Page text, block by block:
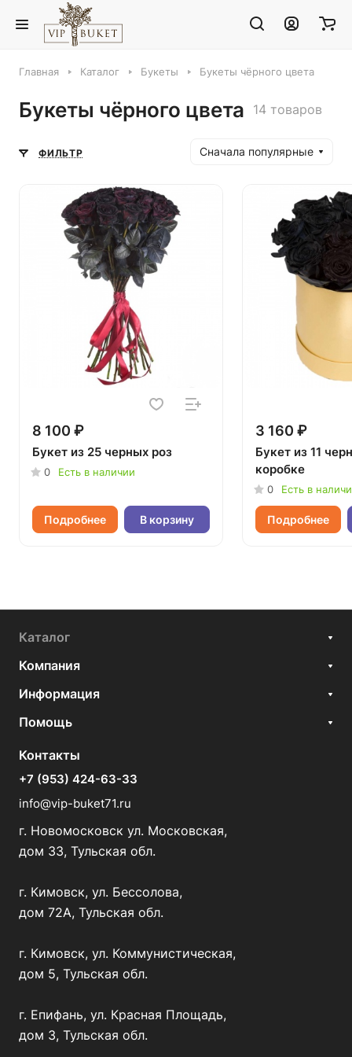
Главная Каталог Букеты Букеты чёрного цвета
Букеты чёрного цвета 14 товаров
ФИЛЬТР Сначала популярные
8 100 ₽
Букет из 25 черных роз
0 Есть в наличии
Подробнее В корзину
3 160 ₽
Букет из 11
коробке
0 Есть в
Подробнее
Каталог
Компания
Информация
Помощь
Контакты
+7 (953) 424-63-33
info@vip-buket71.ru
г. Новомосковск ул. Московская,
дом 33, Тульская обл.
г. Кимовск, ул. Бессолова,
дом 72А, Тульская обл.
г. Кимовск, ул. Коммунистическая,
дом 5, Тульская обл.
г. Епифань, ул. Красная Площадь,
дом 3, Тульская обл.